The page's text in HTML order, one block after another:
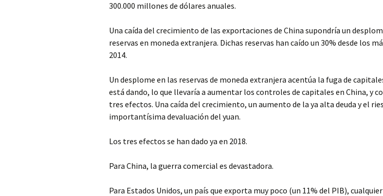
300.000 millones de dólares anuales.
Una caída del crecimiento de las exportaciones de China supondría un
reservas en moneda extranjera. Dichas reservas han caído un 30% desde los
2014.
Un desplome en las reservas de moneda extranjera acentúa la fuga de
está dando, lo que llevaría a aumentar los controles de capitales en China, y
tres efectos. Una caída del crecimiento, un aumento de la ya alta deuda y el
importantísima devaluación del yuan.
Los tres efectos se han dado ya en 2018.
Para China, la guerra comercial es devastadora.
Para Estados Unidos, un país que exporta muy poco (un 11% del PIB),